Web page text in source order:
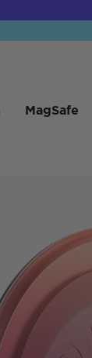
MagSafe